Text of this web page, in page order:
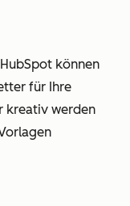
können
für Ihre
kreativ werden